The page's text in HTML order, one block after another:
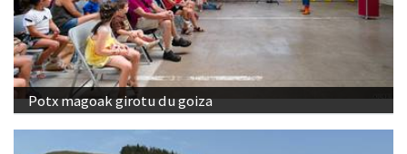
Potx magoak girotu du goiza